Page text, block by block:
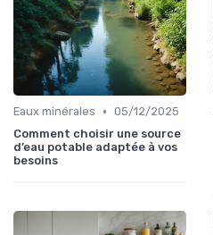
Eaux minérales • 05/12/2025
Comment choisir une source
d’eau potable adaptée à vos
besoins